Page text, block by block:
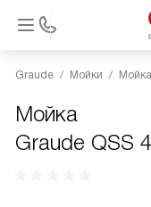
Graude Мойки
Мойка
Graude QSS